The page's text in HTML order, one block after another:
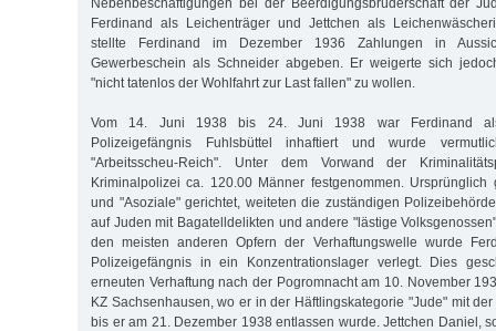
Ferdinand als Leichenträger und Jettchen als
stellte Ferdinand im Dezember 1936 Zahlungen in
Gewerbeschein als Schneider abgeben. Er weigerte sich
"nicht tatenlos der Wohlfahrt zur Last fallen" zu wollen.
Vom 14. Juni 1938 bis 24. Juni 1938 war Ferdinand
Polizeigefängnis Fuhlsbüttel inhaftiert und wurde
"Arbeitsscheu-Reich". Unter dem Vorwand der
Kriminalpolizei ca. 120.00 Männer festgenommen. Ursprünglich
und "Asoziale" gerichtet, weiteten die zuständigen
auf Juden mit Bagatelldelikten und andere "lästige
den meisten anderen Opfern der Verhaftungswelle wurde
Polizeigefängnis in ein Konzentrationslager verlegt. Dies
erneuten Verhaftung nach der Pogromnacht am 10. November
KZ Sachsenhausen, wo er in der Häftlingskategorie "Jude" mit
bis er am 21. Dezember 1938 entlassen wurde. Jettchen Daniel,